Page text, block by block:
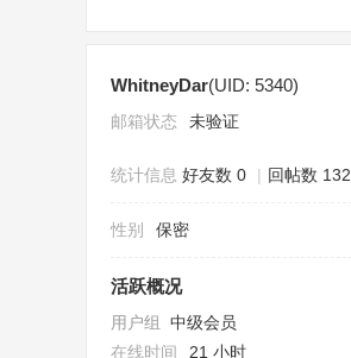
WhitneyDar(UID: 5340)
邮箱状态 未验证
统计信息 好友数 0 | 回帖数 132
性别 保密
活跃概况
用户组 中级会员
在线时间
21 小时